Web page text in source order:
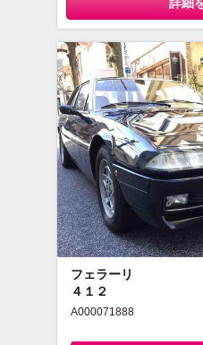
フェラーリ
４１２
A000071888